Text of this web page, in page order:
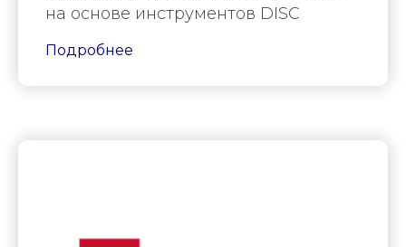
на основе инструментов DISC
Подробнее